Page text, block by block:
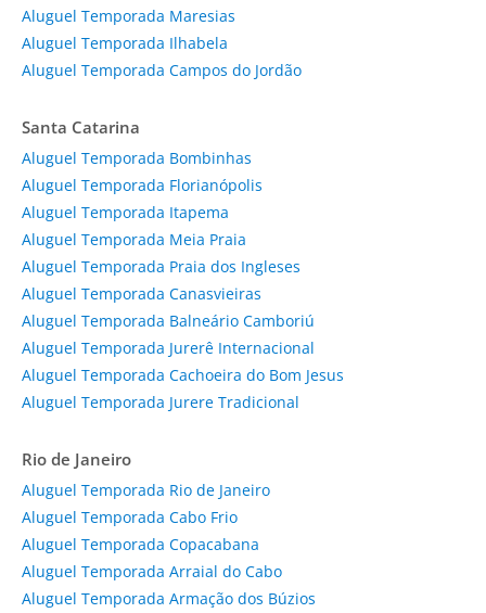
Aluguel Temporada Maresias
Aluguel Temporada Ilhabela
Aluguel Temporada Campos do Jordão
Santa Catarina
Aluguel Temporada Bombinhas
Aluguel Temporada Florianópolis
Aluguel Temporada Itapema
Aluguel Temporada Meia Praia
Aluguel Temporada Praia dos Ingleses
Aluguel Temporada Canasvieiras
Aluguel Temporada Balneário Camboriú
Aluguel Temporada Jurerê Internacional
Aluguel Temporada Cachoeira do Bom Jesus
Aluguel Temporada Jurere Tradicional
Rio de Janeiro
Aluguel Temporada Rio de Janeiro
Aluguel Temporada Cabo Frio
Aluguel Temporada Copacabana
Aluguel Temporada Arraial do Cabo
Aluguel Temporada Armação dos Búzios